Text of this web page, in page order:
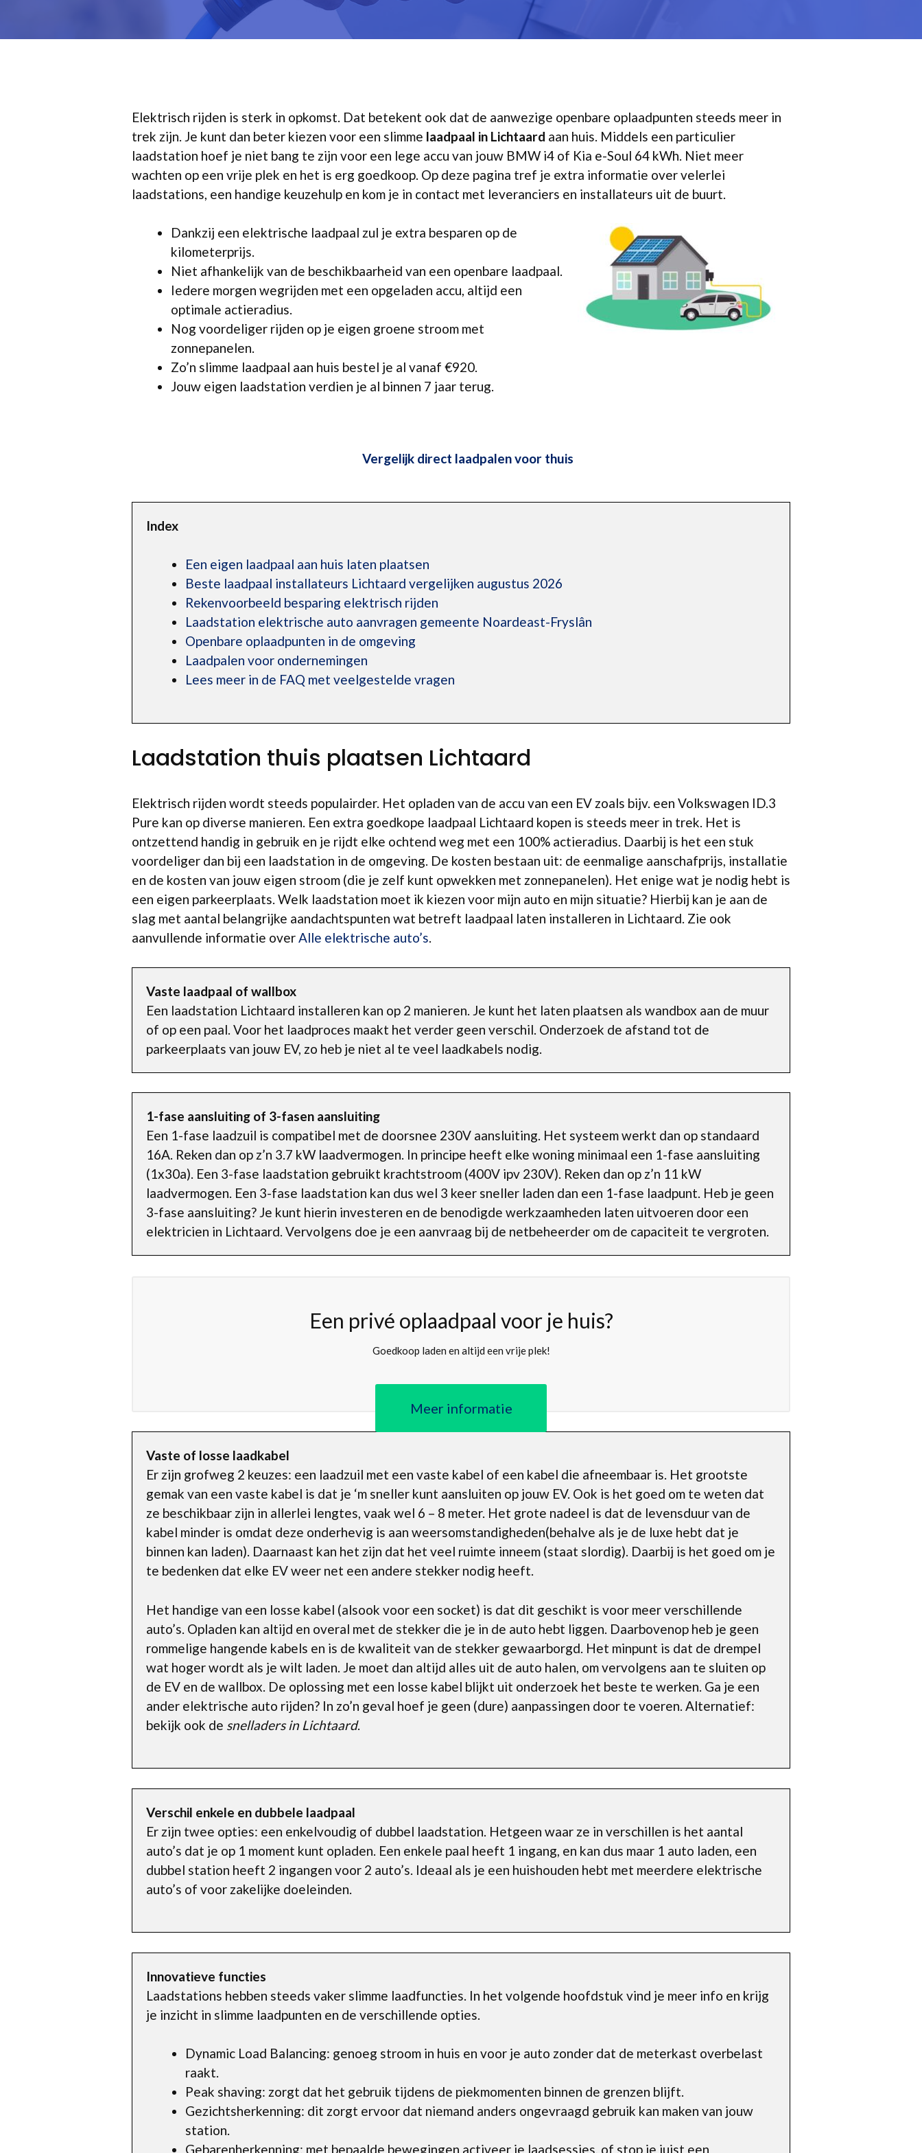
Elektrisch rijden is sterk in opkomst. Dat betekent ook dat de aanwezige openbare oplaadpunten steeds meer in
trek zijn. Je kunt dan beter kiezen voor een slimme laadpaal in Lichtaard aan huis. Middels een particulier
laadstation hoef je niet bang te zijn voor een lege accu van jouw BMW i4 of Kia e-Soul 64 kWh. Niet meer
wachten op een vrije plek en het is erg goedkoop. Op deze pagina tref je extra informatie over velerlei
laadstations, een handige keuzehulp en kom je in contact met leveranciers en installateurs uit de buurt.
Dankzij een elektrische laadpaal zul je extra besparen op de
kilometerprijs.
Niet afhankelijk van de beschikbaarheid van een openbare laadpaal.
Iedere morgen wegrijden met een opgeladen accu, altijd een
optimale actieradius.
Nog voordeliger rijden op je eigen groene stroom met
zonnepanelen.
Zo’n slimme laadpaal aan huis bestel je al vanaf €920.
Jouw eigen laadstation verdien je al binnen 7 jaar terug.
Vergelijk direct laadpalen voor thuis
Index
Een eigen laadpaal aan huis laten plaatsen
Beste laadpaal installateurs Lichtaard vergelijken augustus 2026
Rekenvoorbeeld besparing elektrisch rijden
Laadstation elektrische auto aanvragen gemeente Noardeast-Fryslân
Openbare oplaadpunten in de omgeving
Laadpalen voor ondernemingen
Lees meer in de FAQ met veelgestelde vragen
Laadstation thuis plaatsen Lichtaard
Elektrisch rijden wordt steeds populairder. Het opladen van de accu van een EV zoals bijv. een Volkswagen ID.3
Pure kan op diverse manieren. Een extra goedkope laadpaal Lichtaard kopen is steeds meer in trek. Het is
ontzettend handig in gebruik en je rijdt elke ochtend weg met een 100% actieradius. Daarbij is het een stuk
voordeliger dan bij een laadstation in de omgeving. De kosten bestaan uit: de eenmalige aanschafprijs, installatie
en de kosten van jouw eigen stroom (die je zelf kunt opwekken met zonnepanelen). Het enige wat je nodig hebt is
een eigen parkeerplaats. Welk laadstation moet ik kiezen voor mijn auto en mijn situatie? Hierbij kan je aan de
slag met aantal belangrijke aandachtspunten wat betreft laadpaal laten installeren in Lichtaard. Zie ook
aanvullende informatie overAlle elektrische auto’s.
Vaste laadpaal of wallbox
Een laadstation Lichtaard installeren kan op 2 manieren. Je kunt het laten plaatsen als wandbox aan de muur
of op een paal. Voor het laadproces maakt het verder geen verschil. Onderzoek de afstand tot de
parkeerplaats van jouw EV, zo heb je niet al te veel laadkabels nodig.
1-fase aansluiting of 3-fasen aansluiting
Een 1-fase laadzuil is compatibel met de doorsnee 230V aansluiting. Het systeem werkt dan op standaard
16A. Reken dan op z’n 3.7 kW laadvermogen. In principe heeft elke woning minimaal een 1-fase aansluiting
(1x30a). Een 3-fase laadstation gebruikt krachtstroom (400V ipv 230V). Reken dan op z’n 11 kW
laadvermogen. Een 3-fase laadstation kan dus wel 3 keer sneller laden dan een 1-fase laadpunt. Heb je geen
3-fase aansluiting? Je kunt hierin investeren en de benodigde werkzaamheden laten uitvoeren door een
elektricien in Lichtaard. Vervolgens doe je een aanvraag bij de netbeheerder om de capaciteit te vergroten.
Een privé oplaadpaal voor je huis?
Goedkoop laden en altijd een vrije plek!
Meer informatie
Vaste of losse laadkabel
Er zijn grofweg 2 keuzes: een laadzuil met een vaste kabel of een kabel die afneembaar is. Het grootste
gemak van een vaste kabel is dat je ‘m sneller kunt aansluiten op jouw EV. Ook is het goed om te weten dat
ze beschikbaar zijn in allerlei lengtes, vaak wel 6 – 8 meter. Het grote nadeel is dat de levensduur van de
kabel minder is omdat deze onderhevig is aan weersomstandigheden(behalve als je de luxe hebt dat je
binnen kan laden). Daarnaast kan het zijn dat het veel ruimte inneem (staat slordig). Daarbij is het goed om je
te bedenken dat elke EV weer net een andere stekker nodig heeft.
Het handige van een losse kabel (alsook voor een socket) is dat dit geschikt is voor meer verschillende
auto’s. Opladen kan altijd en overal met de stekker die je in de auto hebt liggen. Daarbovenop heb je geen
rommelige hangende kabels en is de kwaliteit van de stekker gewaarborgd. Het minpunt is dat de drempel
wat hoger wordt als je wilt laden. Je moet dan altijd alles uit de auto halen, om vervolgens aan te sluiten op
de EV en de wallbox. De oplossing met een losse kabel blijkt uit onderzoek het beste te werken. Ga je een
ander elektrische auto rijden? In zo’n geval hoef je geen (dure) aanpassingen door te voeren. Alternatief:
bekijk ook de snelladers in Lichtaard.
Verschil enkele en dubbele laadpaal
Er zijn twee opties: een enkelvoudig of dubbel laadstation. Hetgeen waar ze in verschillen is het aantal
auto’s dat je op 1 moment kunt opladen. Een enkele paal heeft 1 ingang, en kan dus maar 1 auto laden, een
dubbel station heeft 2 ingangen voor 2 auto’s. Ideaal als je een huishouden hebt met meerdere elektrische
auto’s of voor zakelijke doeleinden.
Innovatieve functies
Laadstations hebben steeds vaker slimme laadfuncties. In het volgende hoofdstuk vind je meer info en krijg
je inzicht in slimme laadpunten en de verschillende opties.
Dynamic Load Balancing: genoeg stroom in huis en voor je auto zonder dat de meterkast overbelast
raakt.
Peak shaving: zorgt dat het gebruik tijdens de piekmomenten binnen de grenzen blijft.
Gezichtsherkenning: dit zorgt ervoor dat niemand anders ongevraagd gebruik kan maken van jouw
station.
Gebarenherkenning: met bepaalde bewegingen activeer je laadsessies, of stop je juist een